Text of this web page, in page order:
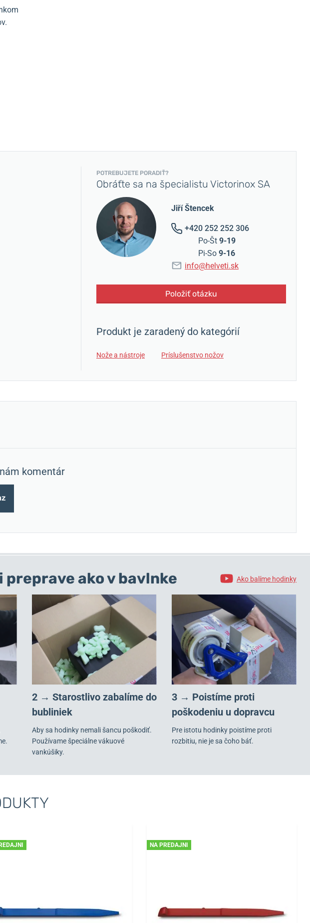
POTREBUJETE PORADIŤ?
Obráťte sa na špecialistu Victorinox SA
Jiří Štencek
+420 252 252 306
Po-Št 9-19
Pi-So 9-16
info@helveti.sk
Položiť otázku
Produkt je zaradený do kategórií
Nože a nástroje Príslušenstvo nožov
komentár
Ako balíme hodinky
preprave ako v bavlnke
2 → Starostlivo zabalíme do
bubliniek
Aby sa hodinky nemali šancu poškodiť.
Používame špeciálne vákuové
vankúšiky.
3 → Poistíme proti
poškodeniu u dopravcu
Pre istotu hodinky poistíme proti
rozbitiu, nie je sa čoho báť.
NA PREDAJNI